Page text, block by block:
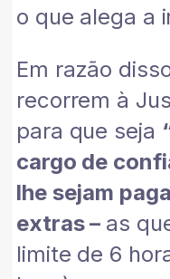
o que alega a
Em razão
recorrem à
para que seja
cargo de
lhe sejam
extras – as
limite de 6